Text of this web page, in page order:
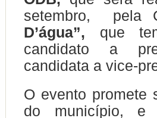
setembro, pela
D’água”, que
candidato a
candidata a vice-
O evento promete
do município,